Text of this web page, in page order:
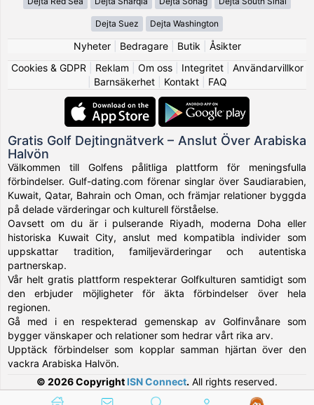
Dejta Suez Dejta Washington
Nyheter| Bedragare| Butik
Åsikter
Cookies & GDPR
Reklam Om oss| Integritet| Användarvillkor
Barnsäkerhet| Kontakt| FAQ
Gratis Golf Dejtingnätverk – Anslut Över Arabiska
Halvön
Välkommen till Golfens pålitliga plattform för meningsfulla
förbindelser. Gulf-dating.com förenar singlar över Saudiarabien,
Kuwait, Qatar, Bahrain och Oman, och främjar relationer byggda
på delade värderingar och kulturell förståelse.
Oavsett om du är i pulserande Riyadh, moderna Doha eller
historiska Kuwait City, anslut med kompatibla individer som
uppskattar tradition, familjevärderingar och autentiska
partnerskap.
Vår helt gratis plattform respekterar Golfkulturen samtidigt som
den erbjuder möjligheter för äkta förbindelser över hela
regionen.
Gå med i en respekterad gemenskap av Golfinvånare som
bygger vänskaper och relationer som hedrar vårt rika arv.
Upptäck förbindelser som kopplar samman hjärtan över den
vackra Arabiska Halvön.
© 2026 Copyright ISN Connect. All rights reserved.